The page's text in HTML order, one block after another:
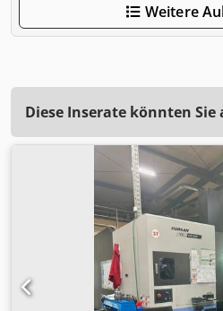
Weitere
Diese Inserate könnten